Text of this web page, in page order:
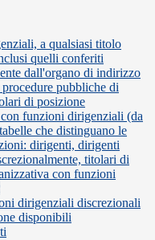
a qualsiasi titolo
quelli conferiti
dall'organo di indirizzo
pubbliche di
di posizione
funzioni dirigenziali (da
che distinguano le
dirigenti, dirigenti
titolari di
con funzioni
dirigenziali discrezionali
disponibili